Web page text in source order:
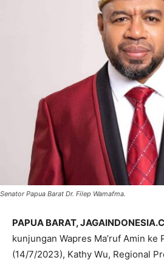
Senator Papua Barat Dr. Filep Wamafma.
PAPUA BARAT,
kunjungan Wapres Ma’ruf Amin ke
(14/7/2023), Kathy Wu, Regional